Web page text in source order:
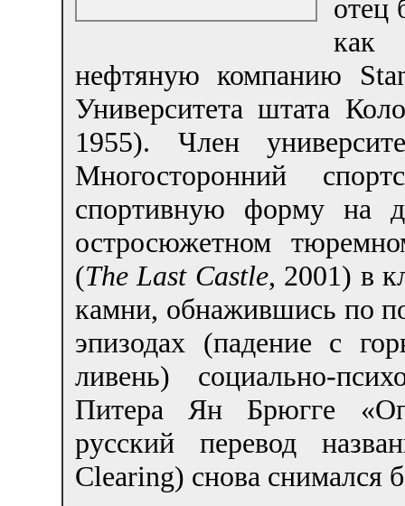
отец
как
нефтяную компанию
Университета штата
1955). Член
Многосторонний
спортивную форму на
остросюжетном
(The Last Castle, 2001) в
камни, обнажившись по
эпизодах (падение с
ливень) социально-
Питера Ян Брюгге
русский перевод
Clearing) снова снимался